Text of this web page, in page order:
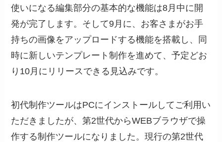
使いになる編集部分の基本的な機能は8月中に開
発が完了します。そして9月に、お客さまがお手
持ちの画像をアップロードする機能を搭載し、同
時に新しいテンプレート制作を進めて、予定どお
り10月にリリースできる見込みです。
初代制作ツールはPCにインストールしてご利用い
ただきましたが、第2世代からWEBブラウザで操
作する制作ツールになりました。現行の第2世代